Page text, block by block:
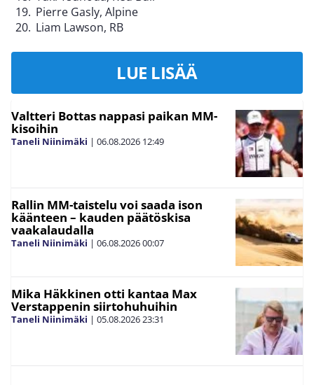
Pierre Gasly, Alpine
Liam Lawson, RB
LUE LISÄÄ
Valtteri Bottas nappasi paikan MM-
kisoihin
Taneli Niinimäki | 06.08.2026 12:49
Rallin MM-taistelu voi saada ison
käänteen – kauden päätöskisa
vaakalaudalla
Taneli Niinimäki | 06.08.202600:07
Mika Häkkinen otti kantaa Max
Verstappenin siirtohuhuihin
Taneli Niinimäki | 05.08.202623:31